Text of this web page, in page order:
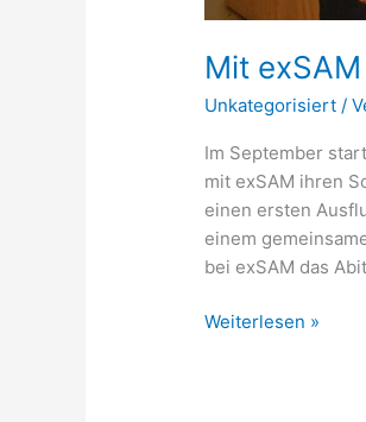
Mit
Unkategorisiert /
Im September
mit exSAM ihren
einen ersten
einem
bei exSAM das
Weiterlesen »